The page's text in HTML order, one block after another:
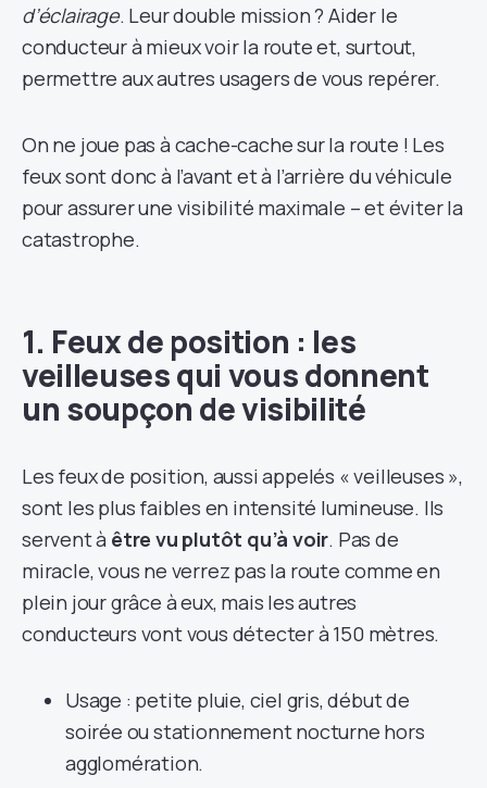
d’éclairage. Leur double mission ? Aider le
conducteur à mieux voir la route et, surtout,
permettre aux autres usagers de vous repérer.
On ne joue pas à cache-cache sur la route ! Les
feux sont donc à l’avant et à l’arrière du véhicule
pour assurer une visibilité maximale – et éviter la
catastrophe.
1. Feux de position : les
veilleuses qui vous donnent
un soupçon de visibilité
Les feux de position, aussi appelés « veilleuses »,
sont les plus faibles en intensité lumineuse. Ils
servent à être vu plutôt qu’à voir. Pas de
miracle, vous ne verrez pas la route comme en
plein jour grâce à eux, mais les autres
conducteurs vont vous détecter à 150 mètres.
Usage : petite pluie, ciel gris, début de
soirée ou stationnement nocturne hors
agglomération.